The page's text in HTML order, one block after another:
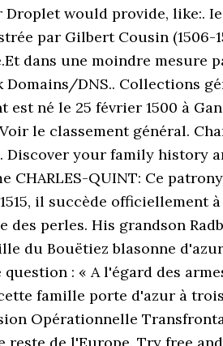
would provide, like:.
par Gilbert Cousin
dans une moindre mesure
DNS.. Collections
né le 25 février 1500 à
le classement général.
Discover your family
CHARLES-QUINT: Ce
il succède
perles. His grandson
du Bouëtiez blasonne
: « A l'égard des
famille porte d'azur à
Opérationnelle